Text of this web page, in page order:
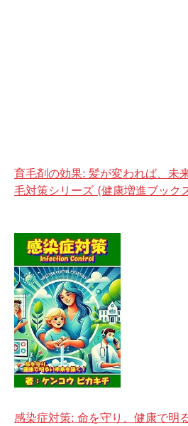
育毛剤の効果: 髪が変われば、未
毛対策シリーズ (健康増進ブック
感染症対策: 命を守り、健康で明